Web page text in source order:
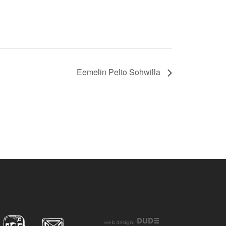
Eemelin Pelto Sohwilla
web design: DUD